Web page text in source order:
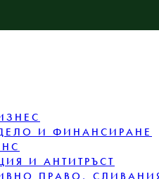
И ФИНАНСИРАНЕ
И АНТИТРЪСТ
ПРАВО,